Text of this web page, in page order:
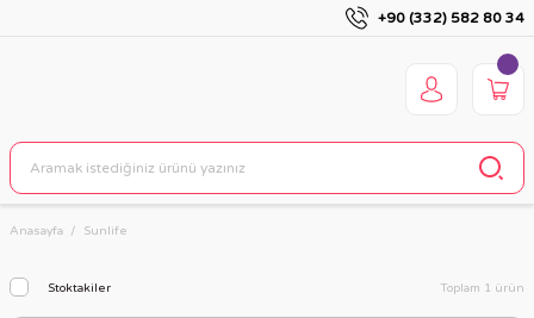
+90 (332) 582 80 34
Anasayfa Sunlife
Stoktakiler Toplam 1 ürün